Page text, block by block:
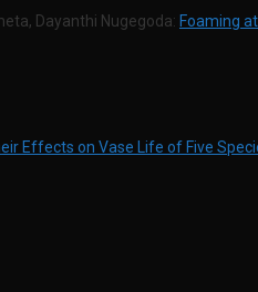
Dayanthi Nugegoda: Foaming
Effects on Vase Life of Five